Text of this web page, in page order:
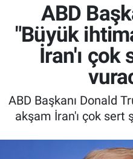
ABD
"Büyük
İran'ı çok
ABD Başkanı Donald
akşam İran'ı çok sert